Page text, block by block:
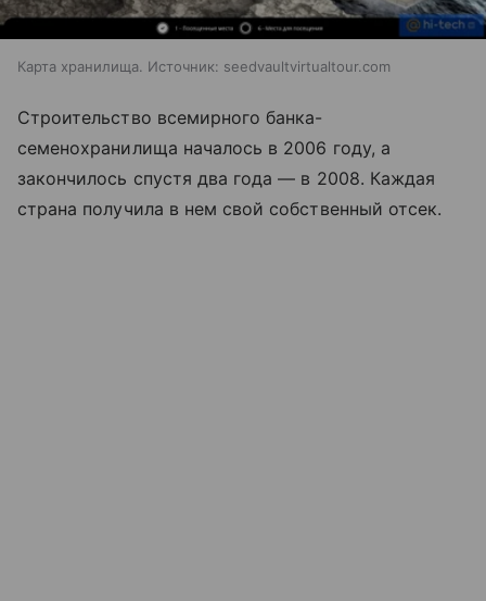
Карта хранилища. Источник: seedvaultvirtualtour.com
Строительство всемирного банка-
семенохранилища началось в 2006 году, а
закончилось спустя два года— в 2008. Каждая
страна получила в нем свой собственный отсек.